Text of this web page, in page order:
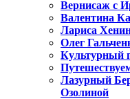
Вернисаж с
Валентина
Лариса
Олег
Культурный
Лазурный
Озолиной